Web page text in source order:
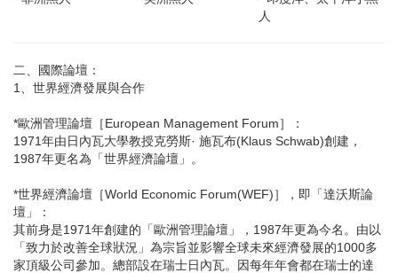
人
二、國際論壇：
1、世界經濟發展與合作
*歐洲管理論壇［European Management Forum］：
1971年由日內瓦大學教授克勞斯· 施瓦布(Klaus Schwab)創建，
1987年更名為「世界經濟論壇」。
*世界經濟論壇［World Economic Forum(WEF)］，即「達沃斯論
壇」：
其前身是1971年創建的「歐洲管理論壇」，1987年更為今名。由以
「致力於改善全球狀況」為宗旨並影響全球未來經濟發展的1000多
家頂級公司參加。總部設在瑞士日內瓦。因每年年會都在瑞士的達